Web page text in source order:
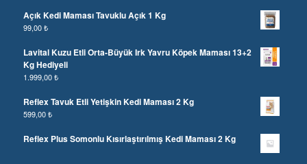
Açık Kedi Maması Tavuklu Açık 1 Kg
99,00₺
Lavital Kuzu Etli Orta-Büyük Irk Yavru Köpek Maması 13+2
Kg Hediyeli
1.999,00₺
Reflex Tavuk Etli Yetişkin Kedi Maması 2 Kg
599,00₺
Reflex Plus Somonlu Kısırlaştırılmış Kedi Maması 2 Kg